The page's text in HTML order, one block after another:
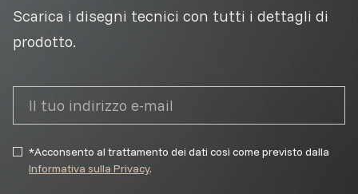
Scarica i disegni tecnici con tutti i dettagli di
prodotto.
*Acconsento al trattamento dei dati così come previsto dalla
Informativa sulla Privacy.